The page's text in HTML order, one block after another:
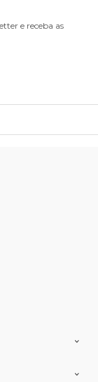
e receba as